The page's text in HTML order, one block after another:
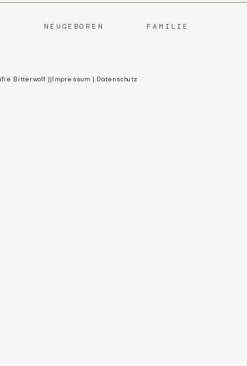
NEUGEBOREN FAMILIE
Bitterwolf || Impressum
Datenschutz